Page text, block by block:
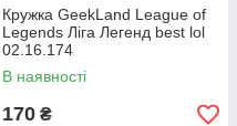
Кружка GeekLand League of
Legends Ліга Легенд best lol
02.16.174
В наявності
170 ₴